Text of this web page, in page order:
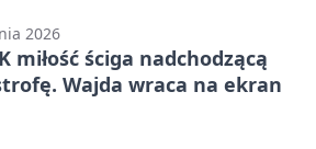
2026
miłość ściga nadchodzącą
Wajda wraca na ekran